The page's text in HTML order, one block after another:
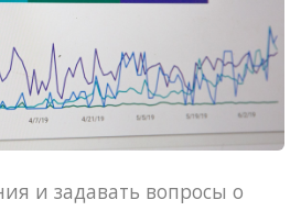
и задавать вопросы о